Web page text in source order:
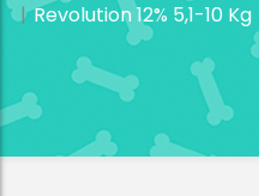
Revolution 12% 5,1-10 Kg